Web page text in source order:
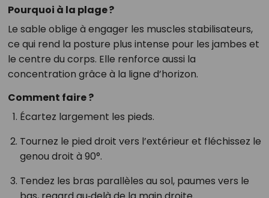
Pourquoi à la plage ?
Le sable oblige à engager les muscles stabilisateurs,
ce qui rend la posture plus intense pour les jambes et
le centre du corps. Elle renforce aussi la
concentration grâce à la ligne d’horizon.
Comment faire ?
Écartez largement les pieds.
Tournez le pied droit vers l’extérieur et fléchissez le
genou droit à 90°.
Tendez les bras parallèles au sol, paumes vers le